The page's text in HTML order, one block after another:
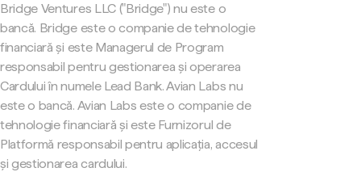
Bridge Ventures LLC ("Bridge") nu este o
bancă. Bridge este o companie de tehnologie
financiară și este Managerul de Program
responsabil pentru gestionarea și operarea
Cardului în numele Lead Bank. Avian Labs nu
este o bancă. Avian Labs este o companie de
tehnologie financiară și este Furnizorul de
Platformă responsabil pentru aplicația, accesul
și gestionarea cardului.